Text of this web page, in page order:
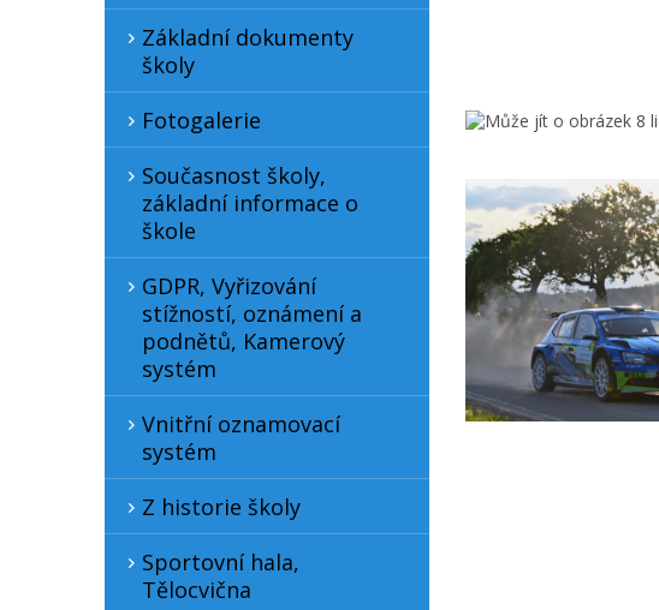
Základní dokumenty
školy
Fotogalerie
Současnost školy,
základní informace o
škole
GDPR, Vyřizování
stížností, oznámení a
podnětů, Kamerový
systém
Vnitřní oznamovací
systém
Z historie školy
Sportovní hala,
Tělocvična